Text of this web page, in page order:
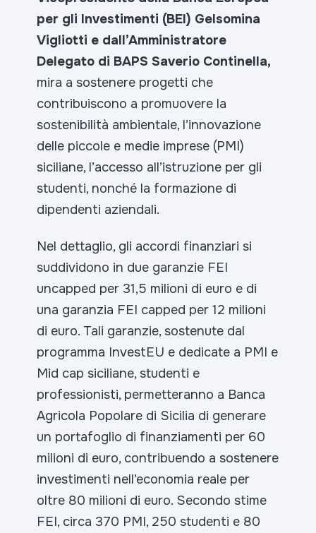
per gli Investimenti (BEI) Gelsomina
Vigliotti e dall’Amministratore
Delegato di BAPS Saverio Continella,
mira a sostenere progetti che
contribuiscono a promuovere la
sostenibilità ambientale, l’innovazione
delle piccole e medie imprese (PMI)
siciliane, l’accesso all’istruzione per gli
studenti, nonché la formazione di
dipendenti aziendali.
Nel dettaglio, gli accordi finanziari si
suddividono in due garanzie FEI
uncapped per 31,5 milioni di euro e di
una garanzia FEI capped per 12 milioni
di euro. Tali garanzie, sostenute dal
programma InvestEU e dedicate a PMI e
Mid cap siciliane, studenti e
professionisti, permetteranno a Banca
Agricola Popolare di Sicilia di generare
un portafoglio di finanziamenti per 60
milioni di euro, contribuendo a sostenere
investimenti nell’economia reale per
oltre 80 milioni di euro. Secondo stime
FEI, circa 370 PMI, 250 studenti e 80